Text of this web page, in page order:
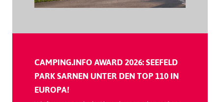
CAMPING.INFO AWARD 2026: SEEFELD
PARK SARNEN UNTER DEN TOP 110 IN
EUROPA!